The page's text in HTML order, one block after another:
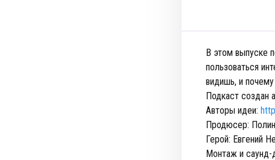
В этом выпуске
пользоваться
видишь, и
Подкаст создан
Авторы идеи:
Продюсер:
Герой: Евгений
Монтаж и саунд-